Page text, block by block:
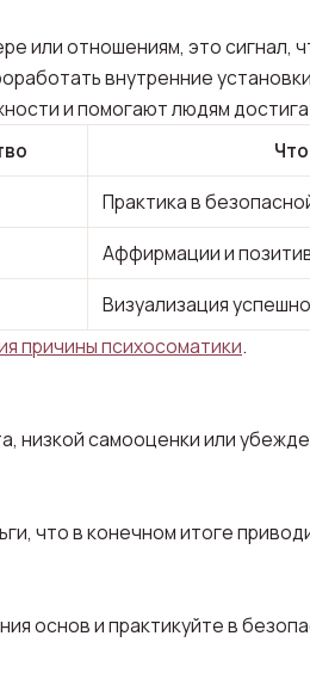
или отношениям, это сигнал,
внутренние
и помогают людям
Практика в
Аффирмации и
Визуализация
причины психосоматики.
низкой самооценки или
что в конечном итоге
основ и практикуйте в